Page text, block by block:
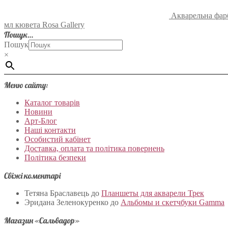
Акварельна
мл кювета Rosa Gallery
Пошук…
Пошук
×
Меню сайту:
Каталог товарів
Новини
Арт-Блог
Наші контакти
Особистий кабінет
Доставка, оплата та політика повернень
Політика безпеки
Свіжі коментарі
Тетяна Браславець до Планшеты для акварели Трек
Эридана Зеленокуренко до Альбомы и скетчбуки Gamma
Магазин «Сальвадор»